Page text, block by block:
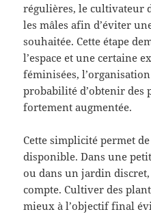
régulières, le
les mâles afin d’éviter
souhaitée. Cette étape
l’espace et une certaine
féminisées,
probabilité d’obtenir des
fortement augmentée.
Cette simplicité permet
disponible. Dans une
ou dans un jardin
compte. Cultiver des
mieux à l’objectif final